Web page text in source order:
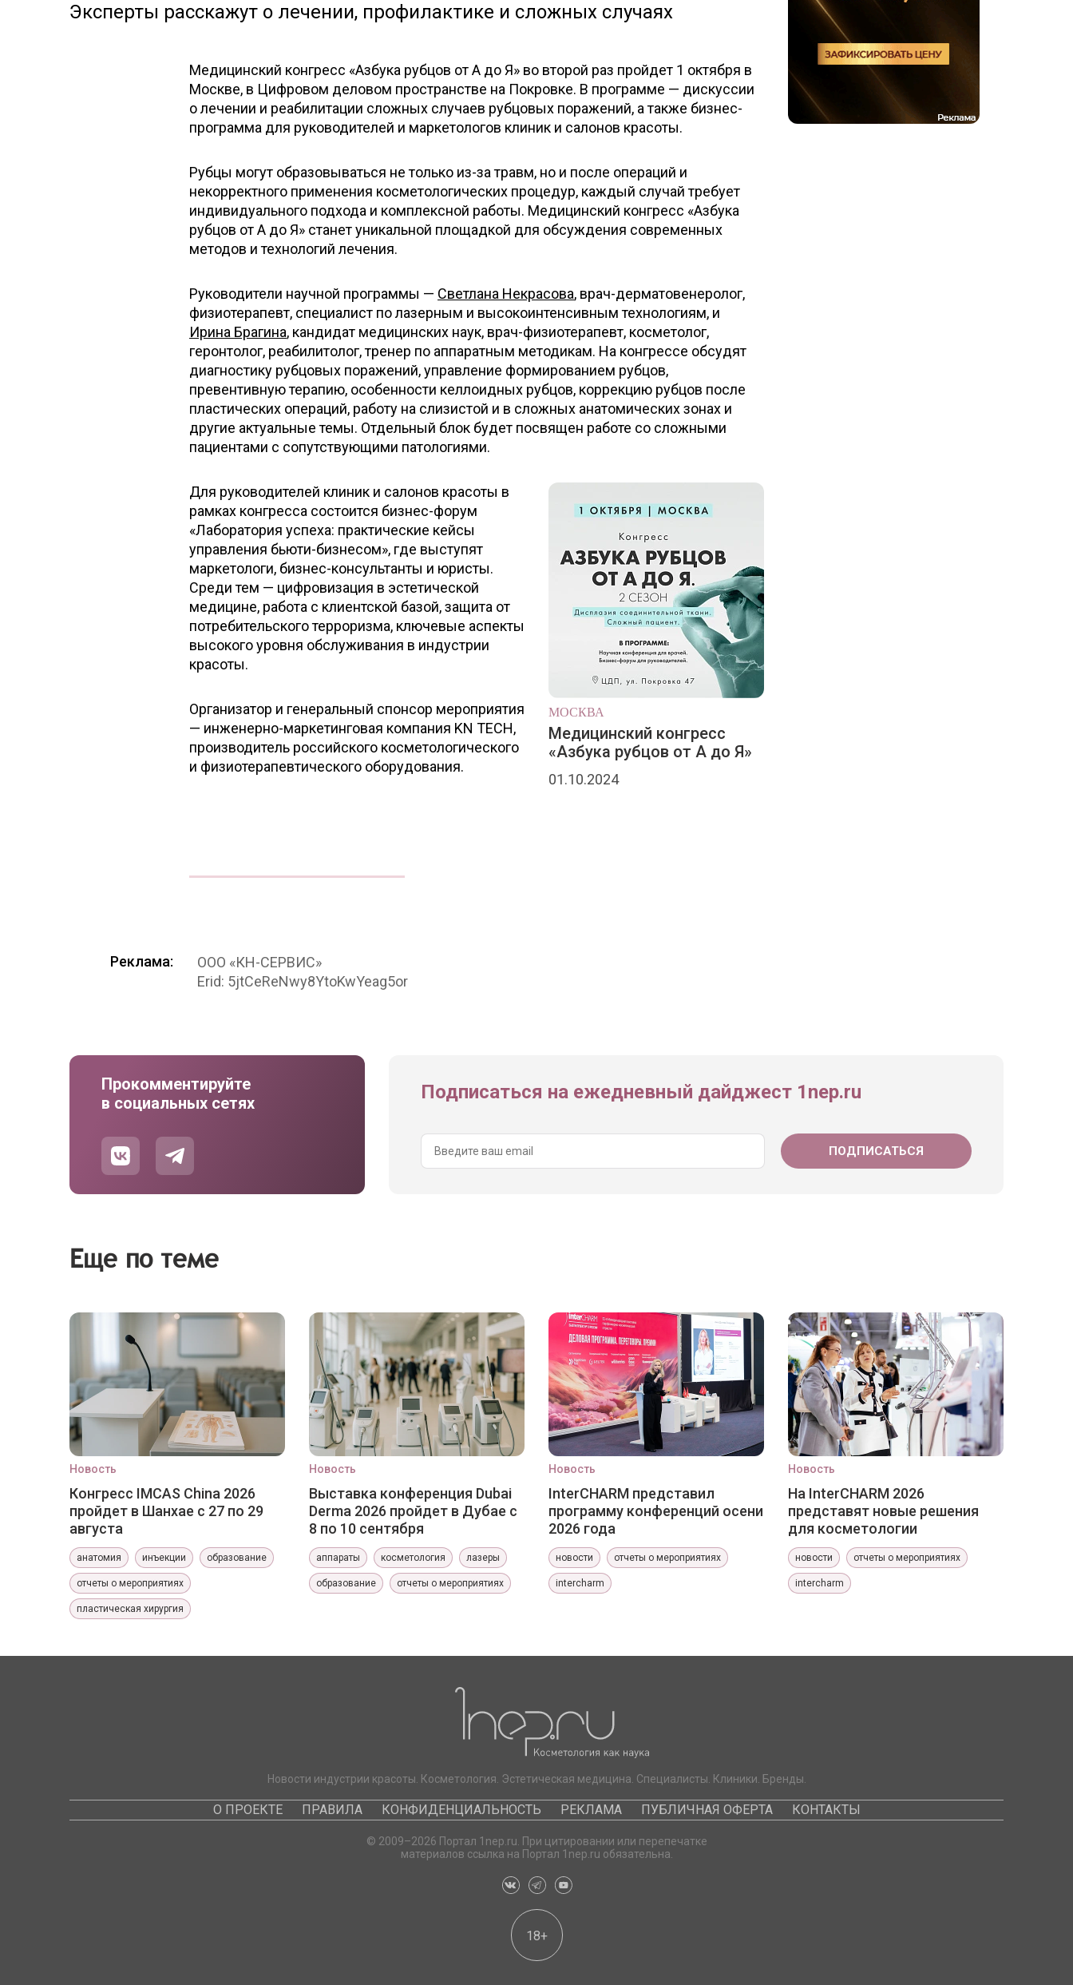
Эксперты расскажут о лечении, профилактике и сложных случаях
Медицинский конгресс «Азбука рубцов от А до Я» во второй раз пройдет 1 октября в
Москве, в Цифровом деловом пространстве на Покровке. В программе — дискуссии
о лечении и реабилитации сложных случаев рубцовых поражений, а также бизнес-
программа для руководителей и маркетологов клиник и салонов красоты.
Рубцы могут образовываться не только из-за травм, но и после операций и
некорректного применения косметологических процедур, каждый случай требует
индивидуального подхода и комплексной работы. Медицинский конгресс «Азбука
рубцов от А до Я» станет уникальной площадкой для обсуждения современных
методов и технологий лечения.
Руководители научной программы — Светлана Некрасова, врач-дерматовенеролог,
физиотерапевт, специалист по лазерным и высокоинтенсивным технологиям, и
Ирина Брагина, кандидат медицинских наук, врач-физиотерапевт, косметолог,
геронтолог, реабилитолог, тренер по аппаратным методикам. На конгрессе обсудят
диагностику рубцовых поражений, управление формированием рубцов,
превентивную терапию, особенности келлоидных рубцов, коррекцию рубцов после
пластических операций, работу на слизистой и в сложных анатомических зонах и
другие актуальные темы. Отдельный блок будет посвящен работе со сложными
пациентами с сопутствующими патологиями.
МОСКВА
Медицинский конгресс
«Азбука рубцов от А до Я»
01.10.2024
Для руководителей клиник и салонов красоты в
рамках конгресса состоится бизнес-форум
«Лаборатория успеха: практические кейсы
управления бьюти-бизнесом», где выступят
маркетологи, бизнес-консультанты и юристы.
Среди тем — цифровизация в эстетической
медицине, работа с клиентской базой, защита от
потребительского терроризма, ключевые аспекты
высокого уровня обслуживания в индустрии
красоты.
Организатор и генеральный спонсор мероприятия
— инженерно-маркетинговая компания KN TECH,
производитель российского косметологического
и физиотерапевтического оборудования.
Реклама:
ООО «КН-СЕРВИС»
Erid: 5jtCeReNwy8YtoKwYeag5or
Прокомментируйте
в социальных сетях
Подписаться на ежедневный дайджест 1nep.ru
Еще по теме
Новость
Конгресс IMCAS China 2026
пройдет в Шанхае с 27 по 29
августа
анатомия инъекции образование
отчеты о мероприятиях
пластическая хирургия
Новость
Выставка конференция Dubai
Derma 2026 пройдет в Дубае с
8 по 10 сентября
аппараты косметология лазеры
образование отчеты о мероприятиях
Новость
InterCHARM представил
программу конференций осени
2026 года
новости отчеты о мероприятиях
intercharm
Новость
На InterCHARM 2026
представят новые решения
для косметологии
новости отчеты о мероприятиях
intercharm
Новости индустрии красоты. Косметология. Эстетическая медицина. Специалисты. Клиники. Бренды.
О ПРОЕКТЕ ПРАВИЛА КОНФИДЕНЦИАЛЬНОСТЬ РЕКЛАМА ПУБЛИЧНАЯ ОФЕРТА КОНТАКТЫ
© 2009–2026 Портал 1nep.ru. При цитировании или перепечатке
материалов ссылка на Портал 1nep.ru обязательна.
18+